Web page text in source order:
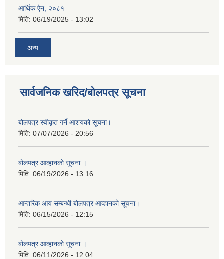
आर्थिक ऐन, २०८१
मिति: 06/19/2025 - 13:02
अन्य
सार्वजनिक खरिद/बोलपत्र सूचना
बोलपत्र स्वीकृत गर्ने आशयको सूचना।
मिति: 07/07/2026 - 20:56
बोलपत्र आव्हानको सूचना ।
मिति: 06/19/2026 - 13:16
आन्तरिक आय सम्बन्धी बोलपत्र आव्हानको सूचना।
मिति: 06/15/2026 - 12:15
बोलपत्र आव्हानको सूचना ।
मिति: 06/11/2026 - 12:04